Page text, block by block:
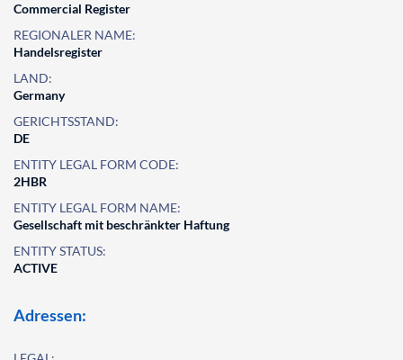
Commercial Register
REGIONALER NAME:
Handelsregister
LAND:
Germany
GERICHTSSTAND:
DE
ENTITY LEGAL FORM CODE:
2HBR
ENTITY LEGAL FORM NAME:
Gesellschaft mit beschränkter Haftung
ENTITY STATUS:
ACTIVE
Adressen: